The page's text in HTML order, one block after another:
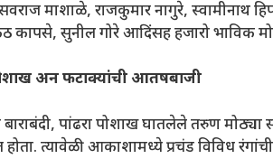
माशाळे, राजकुमार नागुरे, स्वामीनाथ
कापसे, सुनील गोरे आदिंसह हजारो भाविक
अन फटाक्यांची आतषबाजी
पांढरा पोशाख घातलेले तरुण
होता. त्यावेळी आकाशामध्ये प्रचंड विविध